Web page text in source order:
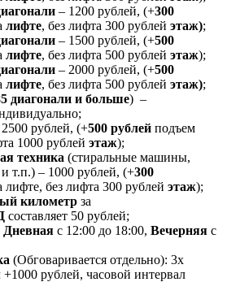
– 1200 рублей, (+300
лифте, без лифта 300 рублей этаж);
– 1500 рублей, (+500
лифте, без лифта 500 рублей этаж);
– 2000 рублей, (+500
лифте, без лифта 500 рублей этаж);
диагонали и больше) –
рублей, (+500 рублей подъем
1000 рублей этаж);
техника (стиральные машины,
т.п.) – 1000 рублей, (+300
лифте, без лифта 300 рублей этаж);
километр за
составляет 50 рублей;
Дневная с 12:00 до 18:00, Вечерняя с
а (Обговаривается отдельно): 3х
+1000 рублей, часовой интервал